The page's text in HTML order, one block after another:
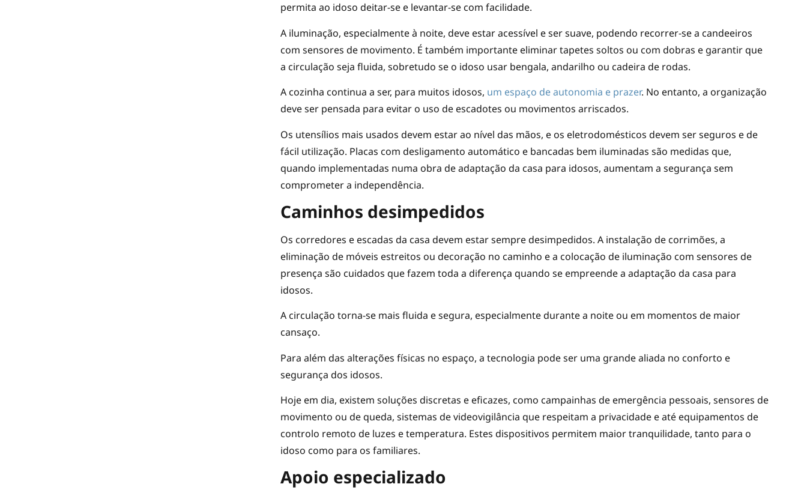
permita ao idoso deitar-se e levantar-se com facilidade.
A iluminação, especialmente à noite, deve estar acessível e ser suave, podendo recorrer-se a candeeiros
com sensores de movimento. É também importante eliminar tapetes soltos ou com dobras e garantir que
a circulação seja fluida, sobretudo se o idoso usar bengala, andarilho ou cadeira de rodas.
A cozinha continua a ser, para muitos idosos, um espaço de autonomia e prazer. No entanto, a organização
deve ser pensada para evitar o uso de escadotes ou movimentos arriscados.
Os utensílios mais usados devem estar ao nível das mãos, e os eletrodomésticos devem ser seguros e de
fácil utilização. Placas com desligamento automático e bancadas bem iluminadas são medidas que,
quando implementadas numa obra de adaptação da casa para idosos, aumentam a segurança sem
comprometer a independência.
Caminhos desimpedidos
Os corredores e escadas da casa devem estar sempre desimpedidos. A instalação de corrimões, a
eliminação de móveis estreitos ou decoração no caminho e a colocação de iluminação com sensores de
presença são cuidados que fazem toda a diferença quando se empreende a adaptação da casa para
idosos.
A circulação torna-se mais fluida e segura, especialmente durante a noite ou em momentos de maior
cansaço.
Para além das alterações físicas no espaço, a tecnologia pode ser uma grande aliada no conforto e
segurança dos idosos.
Hoje em dia, existem soluções discretas e eficazes, como campainhas de emergência pessoais, sensores de
movimento ou de queda, sistemas de videovigilância que respeitam a privacidade e até equipamentos de
controlo remoto de luzes e temperatura. Estes dispositivos permitem maior tranquilidade, tanto para o
idoso como para os familiares.
Apoio especializado